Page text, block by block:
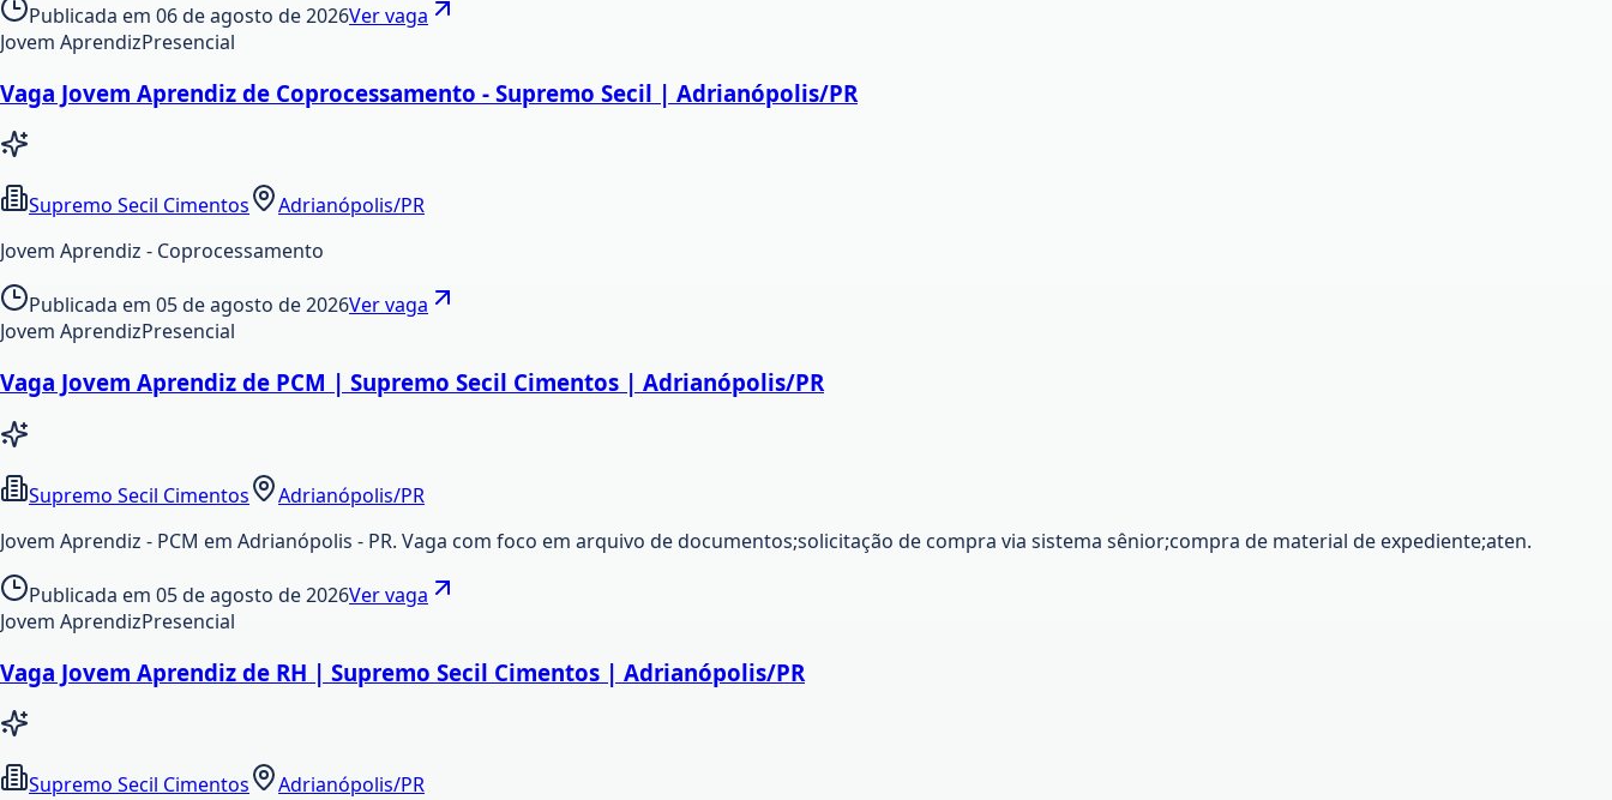
Publicada em 06 de agosto de 2026Ver vaga
Jovem AprendizPresencial
Vaga Jovem Aprendiz de Coprocessamento - Supremo Secil | Adrianópolis/PR
Supremo Secil Cimentos
Adrianópolis/PR
Jovem Aprendiz - Coprocessamento
Publicada em 05 de agosto de 2026Ver vaga
Jovem AprendizPresencial
Vaga Jovem Aprendiz de PCM | Supremo Secil Cimentos | Adrianópolis/PR
Supremo Secil Cimentos
Adrianópolis/PR
Jovem Aprendiz - PCM em Adrianópolis - PR. Vaga com foco em arquivo de documentos;solicitação de compra via sistema sênior;compra de material de expediente;aten.
Publicada em 05 de agosto de 2026Ver vaga
Jovem AprendizPresencial
Vaga Jovem Aprendiz de RH | Supremo Secil Cimentos | Adrianópolis/PR
Supremo Secil Cimentos
Adrianópolis/PR